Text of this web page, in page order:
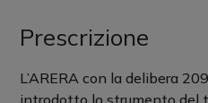
Prescrizione
L’ARERA con la delibera
introdotto lo strumento del